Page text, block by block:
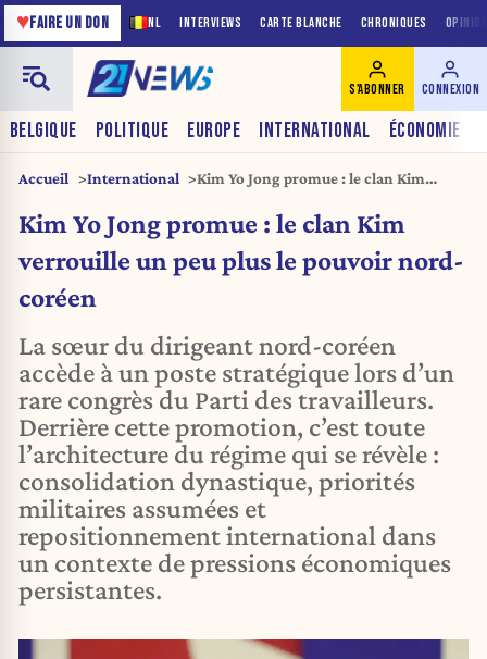
NL INTERVIEWS CARTE BLANCHE CHRONIQUES
♥FAIRE UN DON
BELGIQUE POLITIQUE EUROPE INTERNATIONAL ÉCONOMIE
S'ABONNER CONNEXION
Accueil International
Kim Yo Jong promue : le clan Kim
coréen
Kim Yo Jong promue : le clan Kim
verrouille un peu plus le pouvoir nord-
coréen
La sœur du dirigeant nord-coréen
accède à un poste stratégique lors d’un
rare congrès du Parti des travailleurs.
Derrière cette promotion, c’est toute
l’architecture du régime qui se révèle :
consolidation dynastique, priorités
militaires assumées et
repositionnement international dans
un contexte de pressions économiques
persistantes.